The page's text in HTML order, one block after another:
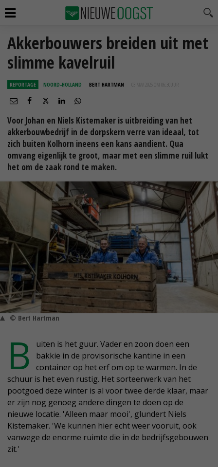
Akkerbouwers breiden uit met
slimme kavelruil
REPORTAGE NOORD-HOLLAND BERT HARTMAN 03 MAA 2025 OM 06:30
Voor Johan en Niels Kistemaker is uitbreiding van het
akkerbouwbedrijf in de dorpskern verre van ideaal, tot
zich buiten Kolhorn ineens een kans aandient. Qua
omvang eigenlijk te groot, maar met een slimme ruil lukt
het om de zaak rond te maken.
© Bert Hartman
B
uiten is het guur. Vader en zoon doen een
bakkie in de provisorische kantine in een
container op het erf om op te warmen. In de
schuur is het even rustig. Het sorteerwerk van het
pootgoed deze winter is al voor twee derde klaar, maar
er zijn nog genoeg andere dingen te doen op de
nieuwe locatie. 'Alleen maar mooi', glundert Niels
Kistemaker. 'We kunnen hier echt weer vooruit, ook
vanwege de enorme ruimte die in de bedrijfsgebouwen
zit.'